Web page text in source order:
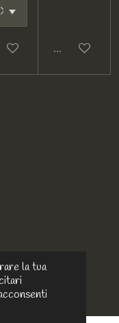
la tua
i dettagliGuarda i